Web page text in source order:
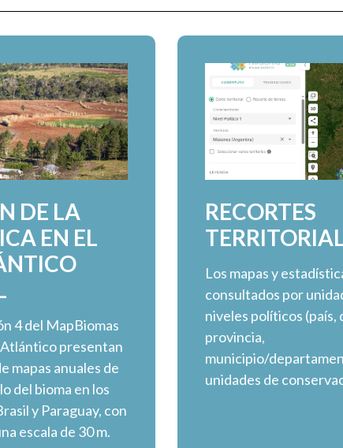
DE LA
EN EL
4 del MapBiomas
presentan
mapas anuales de
del bioma en los
y Paraguay, con
escala de 30 m.
RECORTES
Los mapas y
consultados por
niveles políticos
provincia,
municipio/
unidades de